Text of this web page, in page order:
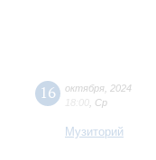
16 октября 2024
18:00 Ср
Музиторий